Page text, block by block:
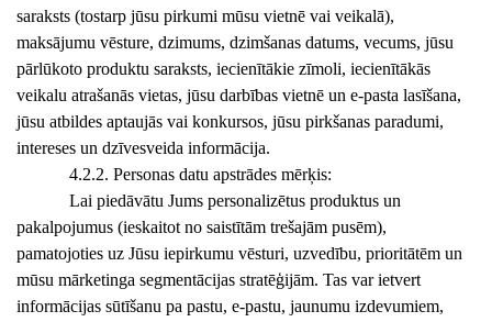
saraksts (tostarp jūsu pirkumi mūsu vietnē vai veikalā),
maksājumu vēsture, dzimums, dzimšanas datums, vecums, jūsu
pārlūkoto produktu saraksts, iecienītākie zīmoli, iecienītākās
veikalu atrašanās vietas, jūsu darbības vietnē un e-pasta lasīšana,
jūsu atbildes aptaujās vai konkursos, jūsu pirkšanas paradumi,
intereses un dzīvesveida informācija.
4.2.2. Personas datu apstrādes mērķis:
Lai piedāvātu Jums personalizētus produktus un
pakalpojumus (ieskaitot no saistītām trešajām pusēm),
pamatojoties uz Jūsu iepirkumu vēsturi, uzvedību, prioritātēm un
mūsu mārketinga segmentācijas stratēģijām. Tas var ietvert
informācijas sūtīšanu pa pastu, e-pastu, jaunumu izdevumiem,